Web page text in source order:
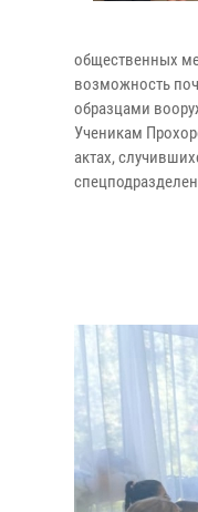
общественных
возможность
образцами
Ученикам
актах,